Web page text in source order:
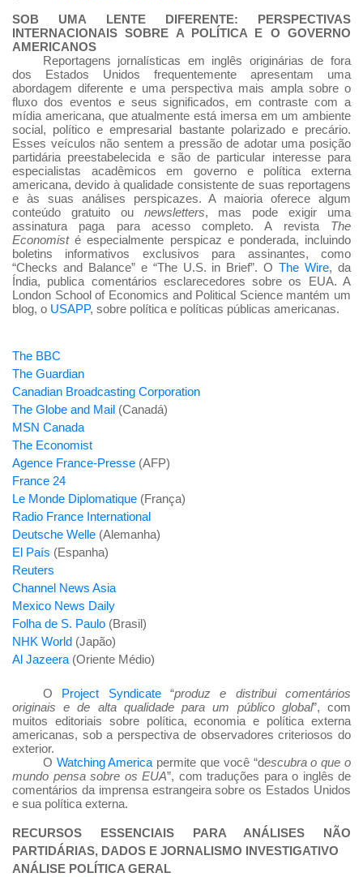
SOB UMA LENTE DIFERENTE: PERSPECTIVAS
INTERNACIONAIS SOBRE A POLÍTICA E O GOVERNO
AMERICANOS
Reportagens jornalísticas em inglês originárias de fora
dos Estados Unidos frequentemente apresentam uma
abordagem diferente e uma perspectiva mais ampla sobre o
fluxo dos eventos e seus significados, em contraste com a
mídia americana, que atualmente está imersa em um ambiente
social, político e empresarial bastante polarizado e precário.
Esses veículos não sentem a pressão de adotar uma posição
partidária preestabelecida e são de particular interesse para
especialistas acadêmicos em governo e política externa
americana, devido à qualidade consistente de suas reportagens
e às suas análises perspicazes. A maioria oferece algum
conteúdo gratuito ou newsletters, mas pode exigir uma
assinatura paga para acesso completo. A revista The
Economisté especialmente perspicaz e ponderada, incluindo
boletins informativos exclusivos para assinantes, como
“Checks and Balance” e “The U.S. in Brief”. OThe Wire, da
Índia, publica comentários esclarecedores sobre os EUA. A
London School of Economics and Political Science mantém um
blog, o USAPP, sobre política e políticas públicas americanas.
The BBC
The Guardian
Canadian Broadcasting Corporation
The Globe and Mail (Canadá)
MSN Canada
The Economist
Agence France-Presse (AFP)
France 24
Le Monde Diplomatique (França)
Radio France International
Deutsche Welle (Alemanha)
El País (Espanha)
Reuters
Channel News Asia
Mexico News Daily
Folha de S. Paulo (Brasil)
NHK World (Japão)
Al Jazeera (Oriente Médio)
O Project Syndicate“produz e distribui comentários
originais e de alta qualidade para um público global”, com
muitos editoriais sobre política, economia e política externa
americanas, sob a perspectiva de observadores criteriosos do
exterior.
O Watching America permite que você “descubra o que o
mundo pensa sobre os EUA”, com traduções para o inglês de
comentários da imprensa estrangeira sobre os Estados Unidos
e sua política externa.
RECURSOS ESSENCIAIS PARA ANÁLISES NÃO
PARTIDÁRIAS, DADOS E JORNALISMO INVESTIGATIVO
ANÁLISE POLÍTICA GERAL